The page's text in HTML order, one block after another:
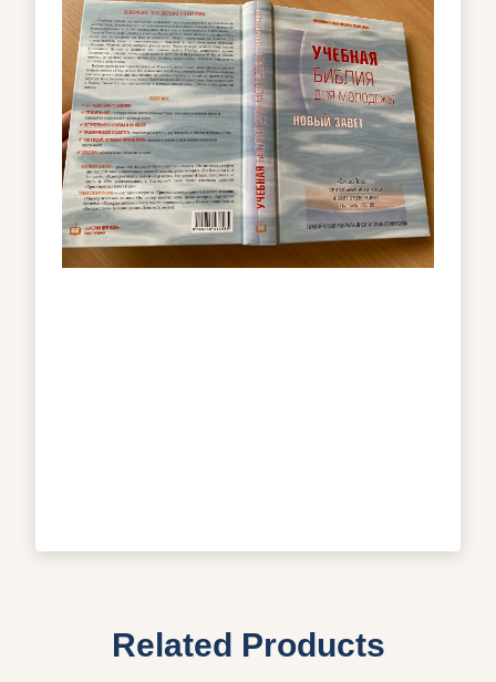
Related Products